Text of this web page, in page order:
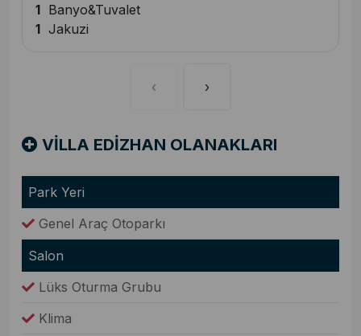
1 Banyo&Tuvalet
1 Jakuzi
‹ ›
VİLLA EDİZHAN OLANAKLARI
Park Yeri
Genel Araç Otoparkı
Salon
Lüks Oturma Grubu
Klima